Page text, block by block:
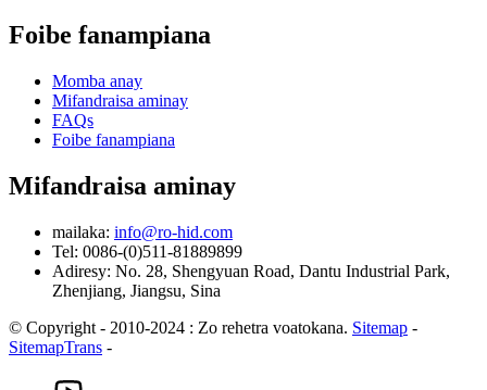
Foibe fanampiana
Momba anay
Mifandraisa aminay
FAQs
Foibe fanampiana
Mifandraisa aminay
mailaka: info@ro-hid.com
Tel: 0086-(0)511-81889899
Adiresy: No. 28, Shengyuan Road, Dantu Industrial Park,
Zhenjiang, Jiangsu, Sina
© Copyright - 2010-2024 : Zo rehetra voatokana. Sitemap -
SitemapTrans -